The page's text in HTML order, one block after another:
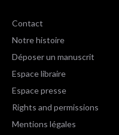
Contact
Notre histoire
Déposer un manuscrit
Espace libraire
Espace presse
Rights and permissions
Mentions légales